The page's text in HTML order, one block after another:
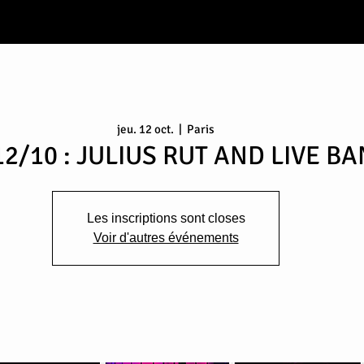
jeu. 12 oct.
  |
Paris
10 : JULIUS RUT AND LIVE
Les inscriptions sont closes
Voir d'autres événements